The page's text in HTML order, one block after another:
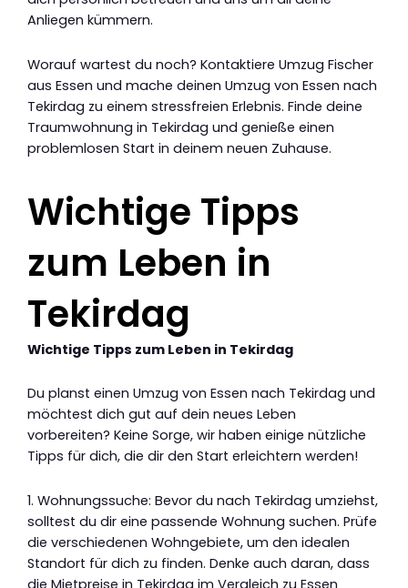
Anliegen kümmern.
Worauf wartest du noch? Kontaktiere Umzug Fischer
aus Essen und mache deinen Umzug von Essen nach
Tekirdag zu einem stressfreien Erlebnis. Finde deine
Traumwohnung in Tekirdag und genieße einen
problemlosen Start in deinem neuen Zuhause.
Wichtige Tipps
zum Leben in
Tekirdag
Wichtige Tipps zum Leben in Tekirdag
Du planst einen Umzug von Essen nach Tekirdag und
möchtest dich gut auf dein neues Leben
vorbereiten? Keine Sorge, wir haben einige nützliche
Tipps für dich, die dir den Start erleichtern werden!
1. Wohnungssuche: Bevor du nach Tekirdag umziehst,
solltest du dir eine passende Wohnung suchen. Prüfe
die verschiedenen Wohngebiete, um den idealen
Standort für dich zu finden. Denke auch daran, dass
die Mietpreise in Tekirdag im Vergleich zu Essen